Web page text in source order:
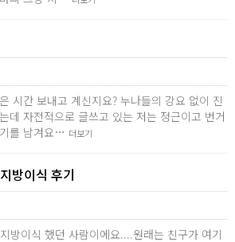
시간 보내고 계신지요? 누나들의 강요 없이 진
데 자전적으로 글쓰고 있는 저는 정근이고 번거
를 남겨요… 더보기
방이식 후기
방이식 했던 사람이에요....원래는 친구가 여기